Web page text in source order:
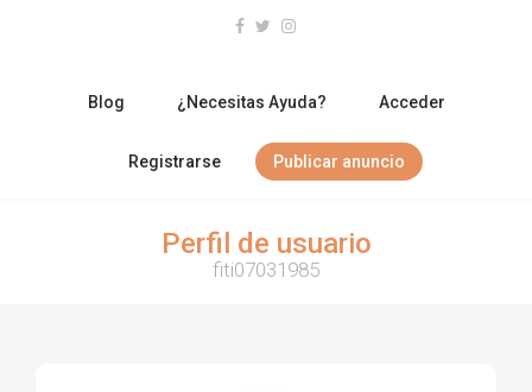
Blog ¿Necesitas Ayuda? Acceder
Registrarse Publicar anuncio
Perfil de usuario
fiti07031985